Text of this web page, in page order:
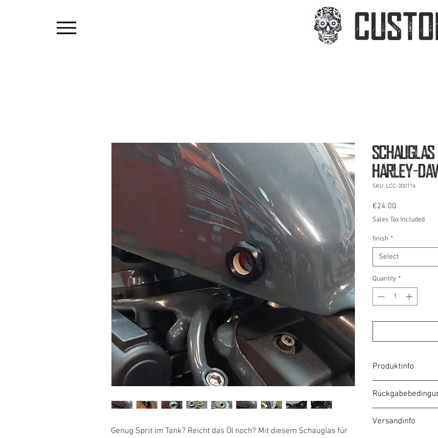
LA CHOPPERIA
Genug Sprit im Tank? Reicht das Öl noch? Mit diesem Schauglas für
Harley-
SKU: LCC-300114
€24.00
Sales Tax Included
finish *
Select
Quantity *
Produktinfo
M20x1,5mm Gewinde
Finish bitte angeben.
unseren AGB. Bitte
Versandinfo